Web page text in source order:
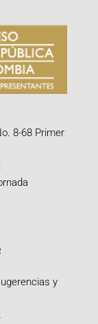
8-68 Primer
y